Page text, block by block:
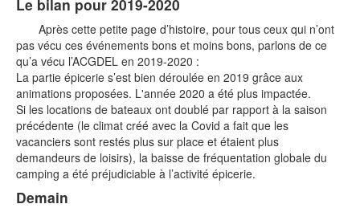
Le bilan pour 2019-2020
Après cette petite page d’histoire, pour tous ceux qui n’ont
pas vécu ces événements bons et moins bons, parlons de ce
qu’a vécu l’ACGDEL en 2019-2020 :
La partie épicerie s’est bien déroulée en 2019 grâce aux
animations proposées. L'année 2020 a été plus impactée.
Si les locations de bateaux ont doublé par rapport à la saison
précédente (le climat créé avec la Covid a fait que les
vacanciers sont restés plus sur place et étaient plus
demandeurs de loisirs), la baisse de fréquentation globale du
camping a été préjudiciable à l’activité épicerie.
Demain